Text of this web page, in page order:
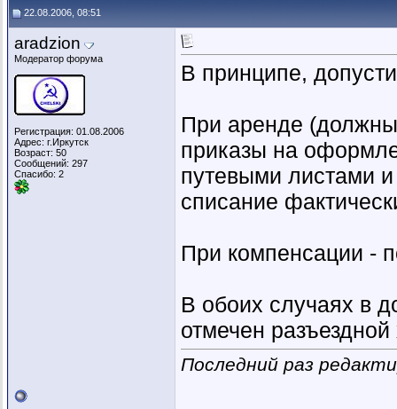
22.08.2006, 08:51
aradzion
Модератор форума
Регистрация: 01.08.2006
Адрес: г.Иркутск
Возраст: 50
Сообщений: 297
Спасибо: 2
В принципе,
При аренде
приказы на
путевыми листами
списание
При компенсации -
В обоих случаях в
отмечен
Последний раз